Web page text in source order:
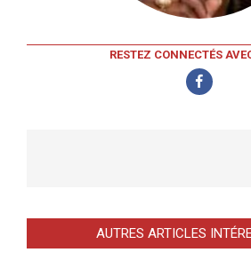
RESTEZ CONNECTÉS
AUTRES ARTICLES